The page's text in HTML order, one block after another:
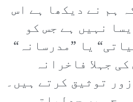
ہم نے دیکھا ہے اس
نہیں ہے جس کو
یا ”مدرسانہ“
جہلا فاخرانہ
توثیق کرتے ہیں۔